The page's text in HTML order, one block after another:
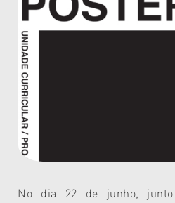
No dia 22 de junho,